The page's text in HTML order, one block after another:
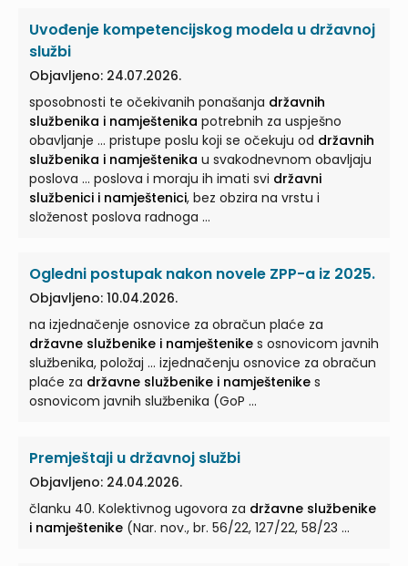
Uvođenje kompetencijskog modela u državnoj
službi
Objavljeno: 24.07.2026.
sposobnosti te očekivanih ponašanja državnih
službenika i namještenika potrebnih za uspješno
obavljanje ... pristupe poslu koji se očekuju od državnih
službenika i namještenika u svakodnevnom obavljaju
poslova ... poslova i moraju ih imati svi državni
službenici i namještenici, bez obzira na vrstu i
složenost poslova radnoga ...
Ogledni postupak nakon novele ZPP-a iz 2025.
Objavljeno: 10.04.2026.
na izjednačenje osnovice za obračun plaće za
državne službenike i namještenike s osnovicom javnih
službenika, položaj ... izjednačenju osnovice za obračun
plaće za državne službenike i namještenike s
osnovicom javnih službenika (GoP ...
Premještaji u državnoj službi
Objavljeno: 24.04.2026.
članku 40. Kolektivnog ugovora za državne službenike
i namještenike (Nar. nov., br. 56/22, 127/22, 58/23 ...